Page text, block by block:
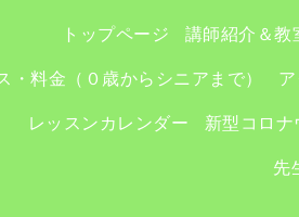
トップページ 講師紹介＆教
・料金（０歳からシニアまで）
レッスンカレンダー 新型コロナ
先